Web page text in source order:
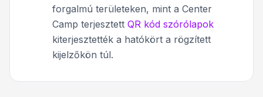
forgalmú területeken, mint a Center
Camp terjesztett QR kód szórólapok
kiterjesztették a hatókört a rögzített
kijelzőkön túl.